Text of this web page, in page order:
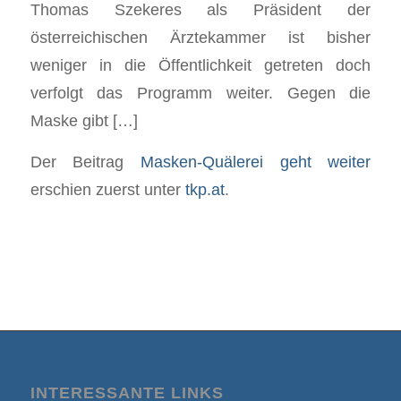
Thomas Szekeres als Präsident der
österreichischen Ärztekammer ist bisher
weniger in die Öffentlichkeit getreten doch
verfolgt das Programm weiter. Gegen die
Maske gibt […]
Der Beitrag Masken-Quälerei geht weiter
erschien zuerst unter tkp.at.
INTERESSANTE LINKS